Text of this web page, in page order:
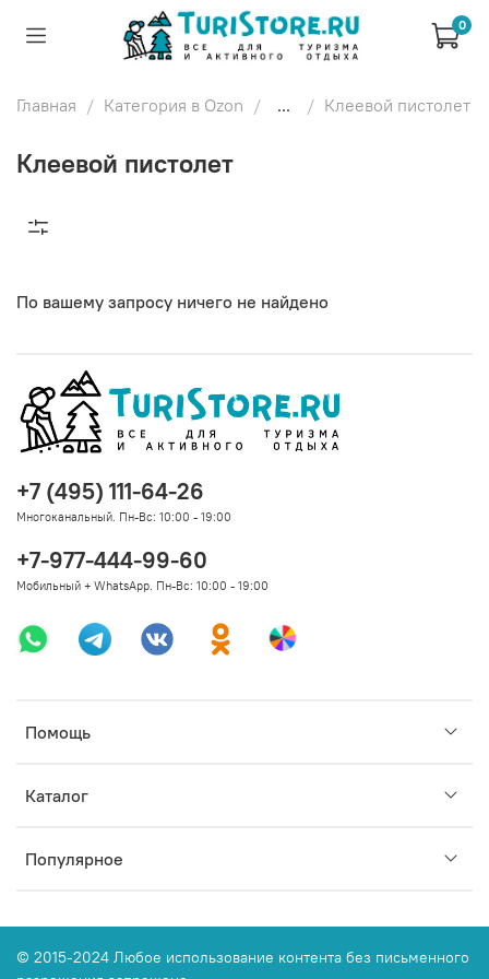
0
Главная Категория в Ozon ... Клеевой пистолет
Клеевой пистолет
По вашему запросу ничего не найдено
Помощь
Каталог
Популярное
+7 (495) 111-64-26
Многоканальный. Пн-Вс: 10:00 - 19:00
+7-977-444-99-60
Мобильный + WhatsApp. Пн-Вс: 10:00 - 19:00
© 2015-2024 Любое использование контента без письменного